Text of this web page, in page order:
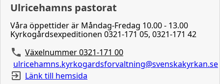
Ulricehamns pastorat
Våra öppettider är Måndag-Fredag 10.00 - 13.00
Kyrkogårdsexpeditionen 0321-171 05, 0321-171 42
Växelnummer 0321-171 00
ulricehamns.kyrkogardsforvaltning@svenskakyrkan.se
Länk till hemsida